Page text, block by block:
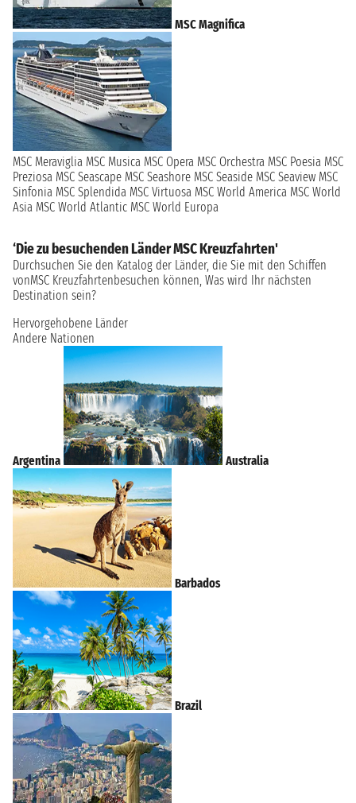
MSC Magnifica
MSC Meraviglia MSC Musica MSC Opera MSC Orchestra MSC Poesia MSC
Preziosa MSC Seascape MSC Seashore MSC Seaside MSC Seaview MSC
Sinfonia MSC Splendida MSC Virtuosa MSC World America MSC World
Asia MSC World Atlantic MSC World Europa
‘Die zu besuchenden Länder MSC Kreuzfahrten'
Durchsuchen Sie den Katalog der Länder, die Sie mit den Schiffen
vonMSC Kreuzfahrtenbesuchen können, Was wird Ihr nächsten
Destination sein?
Hervorgehobene Länder
Andere Nationen
Argentina Australia
Barbados
Brazil